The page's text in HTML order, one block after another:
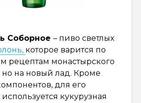
Соборное – пиво светлых
которое варится по
рецептам монастырского
на новый лад. Кроме
для его
кукурузная